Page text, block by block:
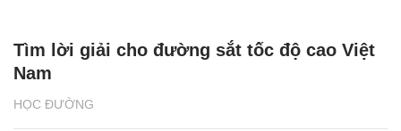
HỌC ĐƯỜNG
Tìm lời giải cho đường sắt tốc độ cao Việt
Nam